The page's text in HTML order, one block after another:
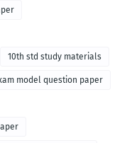
10th std study materials
model question paper